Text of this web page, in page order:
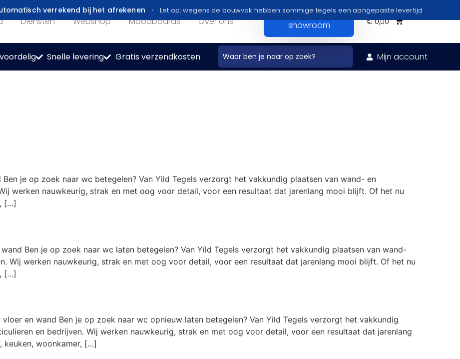
verrekend bij het afrekenen Let op: wegens de bouwvak hebben sommige tegels een aangepaste levertijd
Diensten Webshop Moodboards Over ons Bezoek onze
showroom €0,00
Snelle levering Gratis verzendkosten Mijn account
je op zoek naar wc betegelen? Van Yild Tegels verzorgt het vakkundig plaatsen van wand- en
werken nauwkeurig, strak en met oog voor detail, voor een resultaat dat jarenlang mooi blijft. Of het nu
[…]
Ben je op zoek naar wc laten betegelen? Van Yild Tegels verzorgt het vakkundig plaatsen van wand-
Wij werken nauwkeurig, strak en met oog voor detail, voor een resultaat dat jarenlang mooi blijft. Of het nu
[…]
en wand Ben je op zoek naar wc opnieuw laten betegelen? Van Yild Tegels verzorgt het vakkundig
en bedrijven. Wij werken nauwkeurig, strak en met oog voor detail, voor een resultaat dat jarenlang
keuken, woonkamer, […]